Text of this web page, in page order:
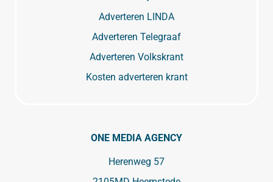
Adverteren LINDA
Adverteren Telegraaf
Adverteren Volkskrant
Kosten adverteren krant
ONE MEDIA AGENCY
Herenweg 57